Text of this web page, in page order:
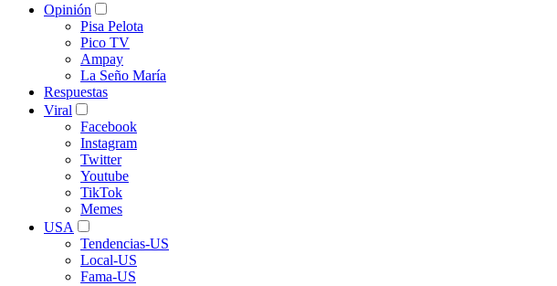
Opinión
Pisa Pelota
Pico TV
Ampay
La Seño María
Respuestas
Viral
Facebook
Instagram
Twitter
Youtube
TikTok
Memes
USA
Tendencias-US
Local-US
Fama-US